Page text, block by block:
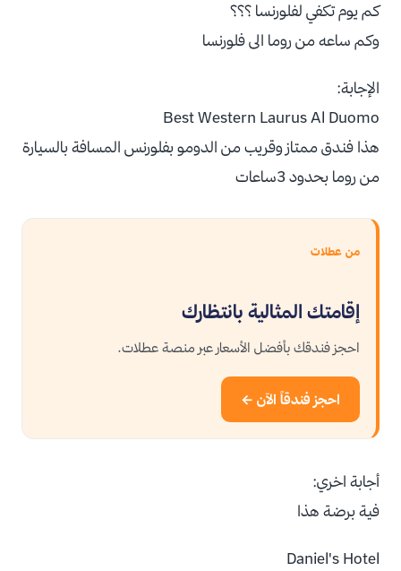
كم يوم تكفي لفلورنسا ؟؟؟
وكم ساعه من روما الى فلورنسا
الإجابة:
Best Western Laurus Al Duomo
هذا فندق ممتاز وقريب من الدومو بفلورنس المسافة بالسيارة
من روما بحدود 3ساعات
من عطلات
إقامتك المثالية بانتظارك
احجز فندقك بأفضل الأسعار عبر منصة عطلات.
احجز فندقاً الآن ←
أجابة اخري:
فية برضة هذا
Daniel's Hotel